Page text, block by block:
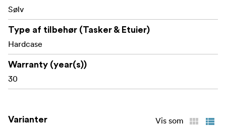
Sølv
Type af tilbehør (Tasker & Etuier)
Hardcase
Warranty (year(s))
30
Varianter Vis som